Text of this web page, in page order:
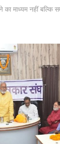
का माध्यम नहीं बल्कि